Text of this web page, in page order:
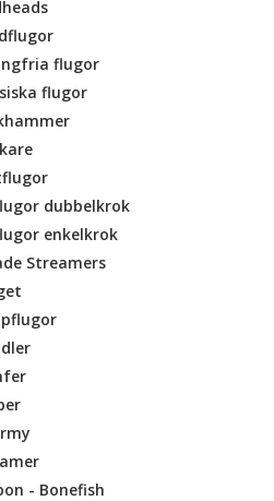
flugor
flugor
dubbelkrok
enkelkrok
Streamers
- Bonefish